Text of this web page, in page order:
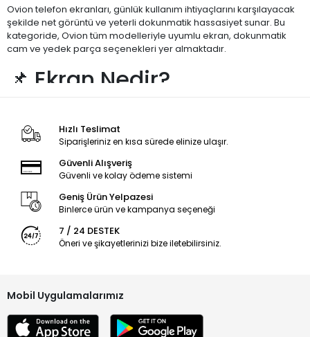
Ovion telefon ekranları, günlük kullanım ihtiyaçlarını karşılayacak
şekilde net görüntü ve yeterli dokunmatik hassasiyet sunar. Bu
kategoride, Ovion tüm modelleriyle uyumlu ekran, dokunmatik
cam ve yedek parça seçenekleri yer almaktadır.
📌 Ekran Nedir?
yapıları sayesinde günlük kullanımda sorunsuz bir deneyim
sağlar. Kırılma, çatlama veya görüntü problemlerinde ekran
değişimi ile cihaz yeniden kullanılabilir hale gelir.
🔧 Çıtalı Ekran Nedir?
Çıtalı ekran, ekranın çerçevesiyle birlikte hazır olarak sunulan
ekran türüdür.
Montaj süresi daha kısadır
Teknik servisler ve bireysel kullanıcılar için pratik ve güvenli bir
montaj çözümü sunar.
Hızlı Teslimat
Siparişleriniz en kısa sürede elinize ulaşır.
Güvenli Alışveriş
Güvenli ve kolay ödeme sistemi
Geniş Ürün Yelpazesi
Binlerce ürün ve kampanya seçeneği
7 / 24 DESTEK
Öneri ve şikayetlerinizi bize iletebilirsiniz.
Mobil Uygulamalarımız